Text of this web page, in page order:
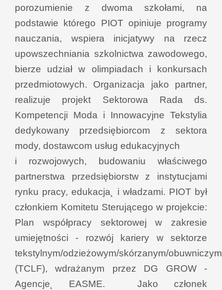
porozumienie z dwoma szkołami, na
podstawie którego PIOT opiniuje programy
nauczania, wspiera inicjatywy na rzecz
upowszechniania szkolnictwa zawodowego,
bierze udział w olimpiadach i konkursach
przedmiotowych. Organizacja jako partner,
realizuje projekt Sektorowa Rada ds.
Kompetencji Moda i Innowacyjne Tekstylia
dedykowany przedsiębiorcom z sektora
mody, dostawcom usług edukacyjnych
i rozwojowych, budowaniu właściwego
partnerstwa przedsiębiorstw z instytucjami
rynku pracy, edukacja˛ i władzami. PIOT był
członkiem Komitetu Sterującego w projekcie:
Plan współpracy sektorowej w zakresie
umiejętności - rozwój kariery w sektorze
tekstylnym/odzieżowym/skórzanym/obuwniczym
(TCLF), wdrażanym przez DG GROW -
Agencje˛ EASME. Jako członek